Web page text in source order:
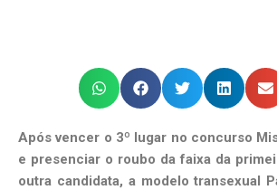
Após vencer o 3º lugar no concurso
e presenciar o roubo da faixa da
outra candidata, a modelo transexual